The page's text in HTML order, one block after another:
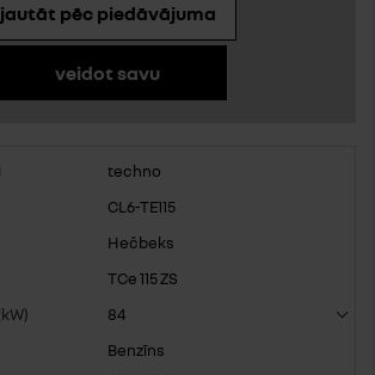
jautāt pēc piedāvājuma
veidot savu
techno
CL6-TE115
Hečbeks
TCe 115 ZS
84
Benzīns